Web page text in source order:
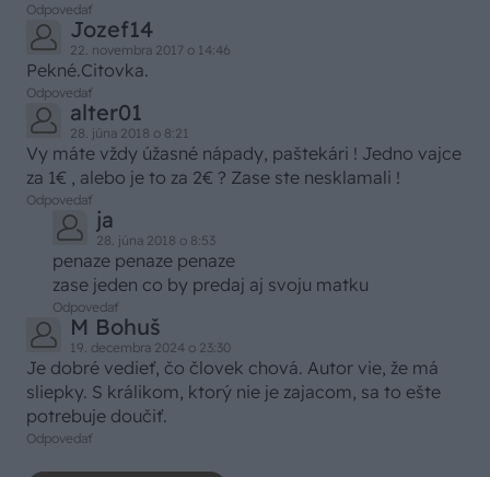
Odpovedať
Jozef14
22. novembra 2017 o 14:46
Pekné.Citovka.
Odpovedať
alter01
28. júna 2018 o 8:21
Vy máte vždy úžasné nápady, paštekári ! Jedno vajce
za 1€ , alebo je to za 2€ ? Zase ste nesklamali !
Odpovedať
ja
28. júna 2018 o 8:53
penaze penaze penaze
zase jeden co by predaj aj svoju matku
Odpovedať
M Bohuš
19. decembra 2024 o 23:30
Je dobré vedieť, čo človek chová. Autor vie, že má
sliepky. S králikom, ktorý nie je zajacom, sa to ešte
potrebuje doučiť.
Odpovedať